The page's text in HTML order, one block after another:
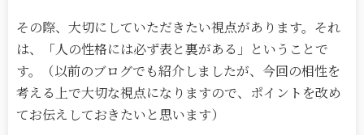
その際、大切にしていただきたい視点があります。それ
は、「人の性格には必ず表と裏がある」ということで
す。（以前のブログでも紹介しましたが、今回の相性を
考える上で大切な視点になりますので、ポイントを改め
てお伝えしておきたいと思います）